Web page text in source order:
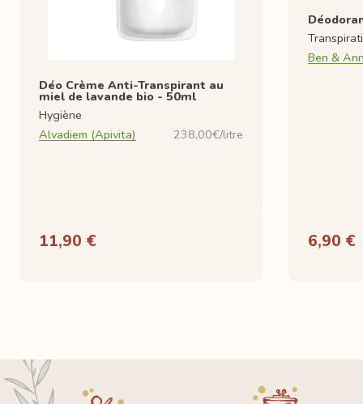
Déo Crème Anti-Transpirant au
miel de lavande bio - 50ml
Hygiène
Alvadiem (Apivita)
238,00€/litre
11,90 €
Ben &
6,90 €